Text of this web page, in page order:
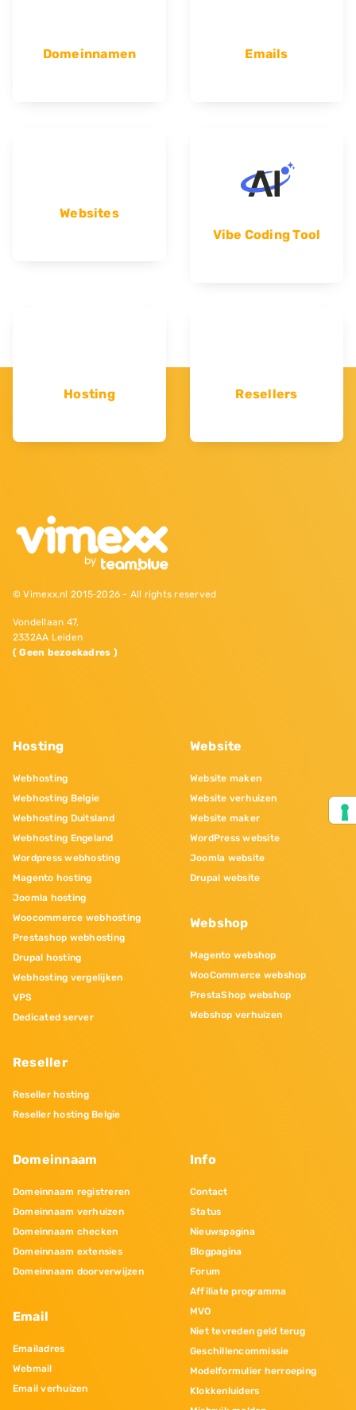
Domeinnamen Emails
Websites
Vibe Coding Tool
Hosting Resellers
© Vimexx.nl 2015‐2026 - All rights reserved
Vondellaan 47,
2332AA Leiden
( Geen bezoekadres )
Hosting
Webhosting
Webhosting Belgie
Webhosting Duitsland
Webhosting Engeland
Wordpress webhosting
Magento hosting
Joomla hosting
Woocommerce webhosting
Prestashop webhosting
Drupal hosting
Webhosting vergelijken
VPS
Dedicated server
Reseller
Reseller hosting
Reseller hosting Belgie
Website
Website maken
Website verhuizen
Website maker
WordPress website
Joomla website
Drupal website
Webshop
Magento webshop
WooCommerce webshop
PrestaShop webshop
Webshop verhuizen
Domeinnaam
Domeinnaam registreren
Domeinnaam verhuizen
Domeinnaam checken
Domeinnaam extensies
Domeinnaam doorverwijzen
Email
Emailadres
Webmail
Email verhuizen
Info
Contact
Status
Nieuwspagina
Blogpagina
Forum
Affiliate programma
MVO
Niet tevreden geld terug
Geschillencommissie
Modelformulier herroeping
Klokkenluiders